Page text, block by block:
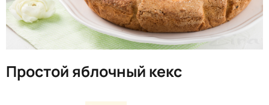
Простой яблочный кекс